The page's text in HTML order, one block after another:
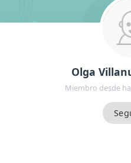
Olga
Miembro desde